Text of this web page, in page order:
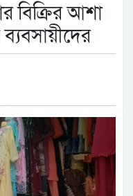
বিক্রির আশা
ব্যবসায়ীদের